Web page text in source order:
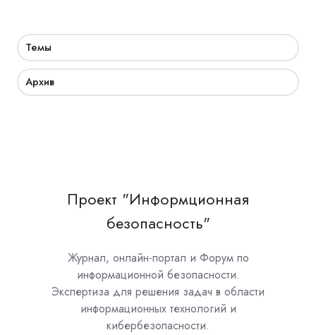
Темы
Архив
Проект "Информционная
безопасность"
Журнал, онлайн-портал и Форум по
информационной безопасности.
Экспертиза для решения задач в области
информационных технологий и
кибербезопасности.